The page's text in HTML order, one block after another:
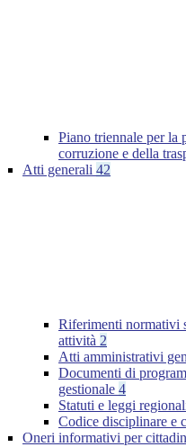
Piano triennale per la
corruzione e della
Atti generali 42
Riferimenti normativi
attività 2
Atti amministrativi
Documenti di
gestionale 4
Statuti e leggi
Codice disciplinare e
Oneri informativi per